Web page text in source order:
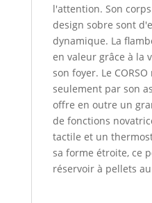
l'attention. Son
design sobre sont
dynamique. La
en valeur grâce à la
son foyer. Le
seulement par son
offre en outre un
de fonctions
tactile et un
sa forme étroite, ce
réservoir à pellets